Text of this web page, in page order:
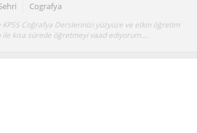
Cografya
KPSS Coğrafya Derslerinizi yüzyüze ve etkin öğretim
ile kısa sürede öğretmeyi vaad ediyorum....
iletişime geçmesine izin vermek